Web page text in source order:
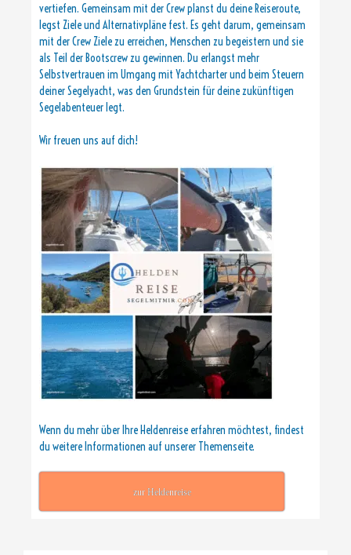
vertiefen. Gemeinsam mit der Crew planst du deine Reiseroute,
legst Ziele und Alternativpläne fest. Es geht darum, gemeinsam
mit der Crew Ziele zu erreichen, Menschen zu begeistern und sie
als Teil der Bootscrew zu gewinnen. Du erlangst mehr
Selbstvertrauen im Umgang mit Yachtcharter und beim Steuern
deiner Segelyacht, was den Grundstein für deine zukünftigen
Segelabenteuer legt.
Wir freuen uns auf dich!
Wenn du mehr über Ihre Heldenreise erfahren möchtest, findest
du weitere Informationen auf unserer Themenseite.
zur Heldenreise